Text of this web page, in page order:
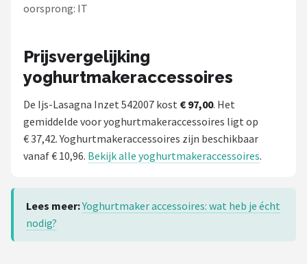
oorsprong: IT
Prijsvergelijking
yoghurtmakeraccessoires
De Ijs-Lasagna Inzet 542007 kost € 97,00. Het
gemiddelde voor yoghurtmakeraccessoires ligt op
€ 37,42. Yoghurtmakeraccessoires zijn beschikbaar
vanaf € 10,96. Bekijk alle yoghurtmakeraccessoires.
Lees meer:Yoghurtmaker accessoires: wat heb je écht
nodig?